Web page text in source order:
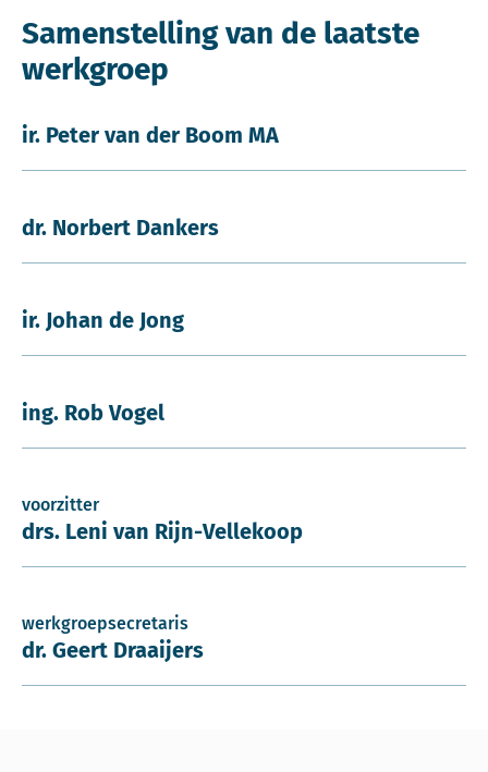
Samenstelling van de laatste
werkgroep
ir. Peter van der Boom MA
dr. Norbert Dankers
ir. Johan de Jong
ing. Rob Vogel
voorzitter
drs. Leni van Rijn-Vellekoop
werkgroepsecretaris
dr. Geert Draaijers